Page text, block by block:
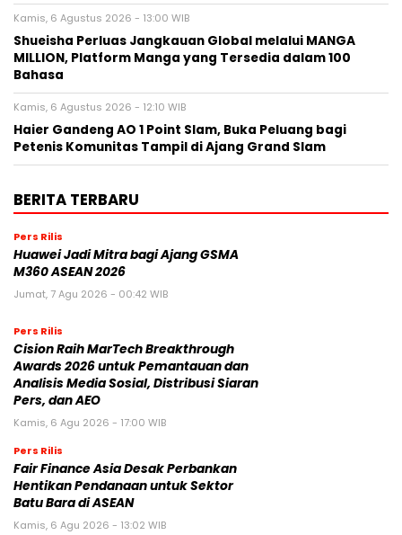
Kamis, 6 Agustus 2026 - 13:00 WIB
Shueisha Perluas Jangkauan Global melalui MANGA
MILLION, Platform Manga yang Tersedia dalam 100
Bahasa
Kamis, 6 Agustus 2026 - 12:10 WIB
Haier Gandeng AO 1 Point Slam, Buka Peluang bagi
Petenis Komunitas Tampil di Ajang Grand Slam
BERITA TERBARU
Pers Rilis
Huawei Jadi Mitra bagi Ajang GSMA
M360 ASEAN 2026
Jumat, 7 Agu 2026 - 00:42 WIB
Pers Rilis
Cision Raih MarTech Breakthrough
Awards 2026 untuk Pemantauan dan
Analisis Media Sosial, Distribusi Siaran
Pers, dan AEO
Kamis, 6 Agu 2026 - 17:00 WIB
Pers Rilis
Fair Finance Asia Desak Perbankan
Hentikan Pendanaan untuk Sektor
Batu Bara di ASEAN
Kamis, 6 Agu 2026 - 13:02 WIB